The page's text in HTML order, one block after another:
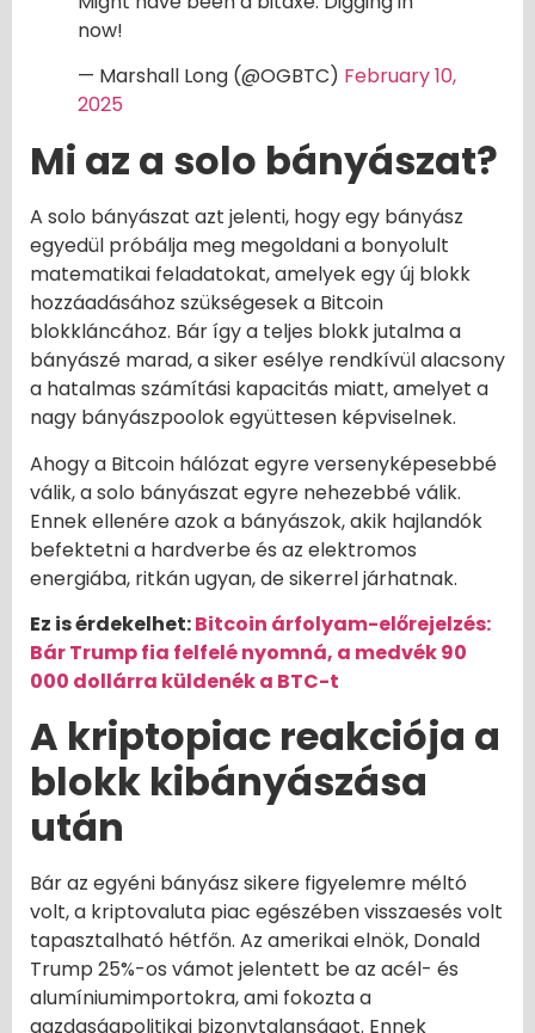
now!
— Marshall Long (@OGBTC) February 10,
2025
Mi az a solo bányászat?
A solo bányászat azt jelenti, hogy egy bányász
egyedül próbálja meg megoldani a bonyolult
matematikai feladatokat, amelyek egy új blokk
hozzáadásához szükségesek a Bitcoin
blokkláncához. Bár így a teljes blokk jutalma a
bányászé marad, a siker esélye rendkívül alacsony
a hatalmas számítási kapacitás miatt, amelyet a
nagy bányászpoolok együttesen képviselnek.
Ahogy a Bitcoin hálózat egyre versenyképesebbé
válik, a solo bányászat egyre nehezebbé válik.
Ennek ellenére azok a bányászok, akik hajlandók
befektetni a hardverbe és az elektromos
energiába, ritkán ugyan, de sikerrel járhatnak.
Ez is érdekelhet:Bitcoin árfolyam-előrejelzés:
Bár Trump fia felfelé nyomná, a medvék 90
000 dollárra küldenék a BTC-t
A kriptopiac reakciója a
blokk kibányászása
után
Bár az egyéni bányász sikere figyelemre méltó
volt, a kriptovaluta piac egészében visszaesés volt
tapasztalható hétfőn. Az amerikai elnök, Donald
Trump 25%-os vámot jelentett be az acél- és
alumíniumimportokra, ami fokozta a
gazdaságpolitikai bizonytalanságot. Ennek